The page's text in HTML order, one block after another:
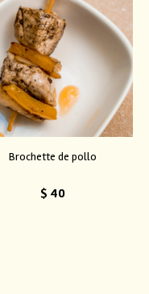
Brochette de pollo
$ 40